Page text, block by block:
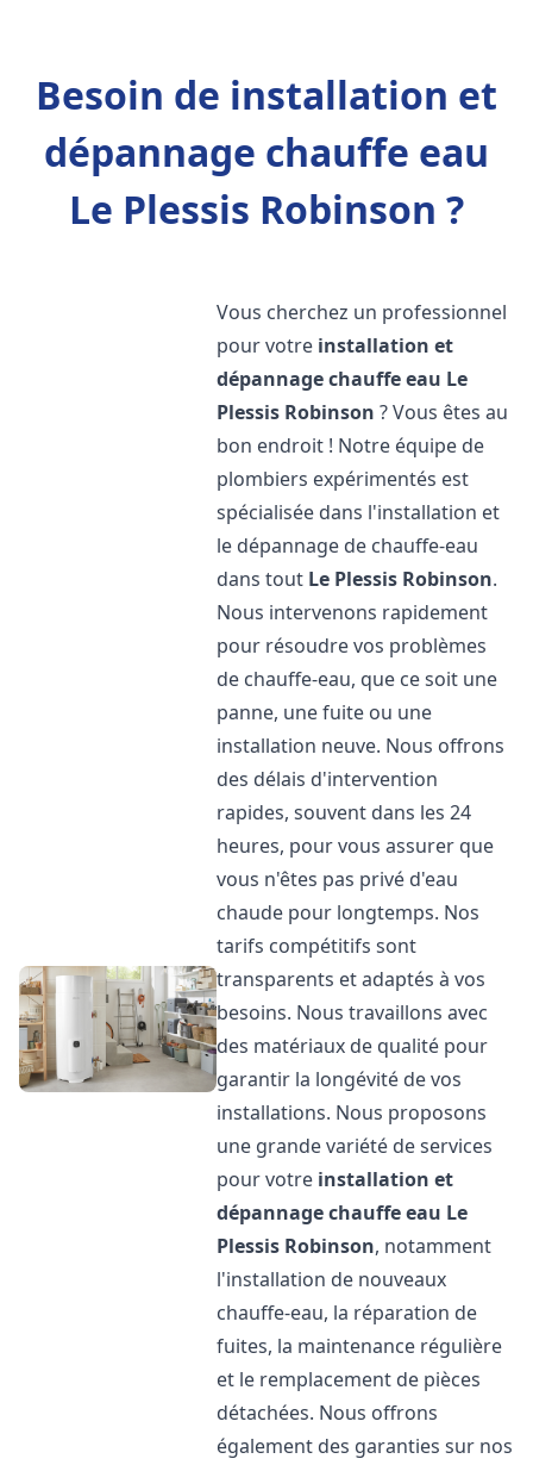
Besoin de installation et
dépannage chauffe eau
Le Plessis Robinson ?
Vous cherchez un professionnel
pour votre installation et
dépannage chauffe eau Le
Plessis Robinson ? Vous êtes au
bon endroit ! Notre équipe de
plombiers expérimentés est
spécialisée dans l'installation et
le dépannage de chauffe-eau
dans tout Le Plessis Robinson.
Nous intervenons rapidement
pour résoudre vos problèmes
de chauffe-eau, que ce soit une
panne, une fuite ou une
installation neuve. Nous offrons
des délais d'intervention
rapides, souvent dans les 24
heures, pour vous assurer que
vous n'êtes pas privé d'eau
chaude pour longtemps. Nos
tarifs compétitifs sont
transparents et adaptés à vos
besoins. Nous travaillons avec
des matériaux de qualité pour
garantir la longévité de vos
installations. Nous proposons
une grande variété de services
pour votre installation et
dépannage chauffe eau Le
Plessis Robinson, notamment
l'installation de nouveaux
chauffe-eau, la réparation de
fuites, la maintenance régulière
et le remplacement de pièces
détachées. Nous offrons
également des garanties sur nos